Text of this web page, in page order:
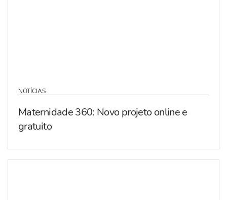
NOTÍCIAS
Maternidade 360: Novo projeto online e
gratuito